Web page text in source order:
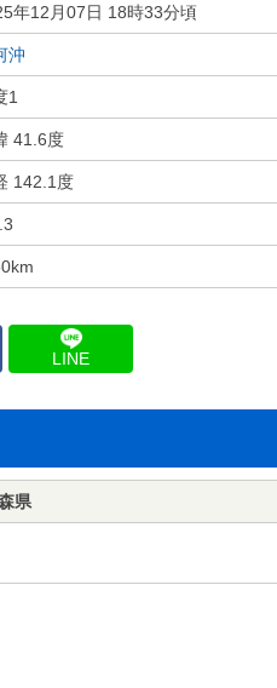
年12月07日 18時33分頃
沖
1
41.6度
142.1度
LINE
県